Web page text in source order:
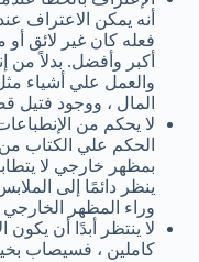
أنه يمكن الاعتراف
فعله كان غير لائق
أكبر وأفضل. بدلاً من
والعمل علي أشياء
المال ، ووجود فتيل
لا يحكم من
الحكم علي الكتاب
بمظهر خارجي لا
ينظر دائمًا إلى
وراء المظهر
لا ينتظر أبدًا أن
كاملين ، فسيصاب